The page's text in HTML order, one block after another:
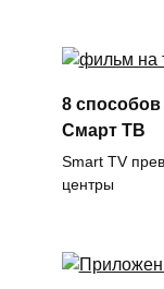
8 способов
Смарт ТВ
Smart TV
центры